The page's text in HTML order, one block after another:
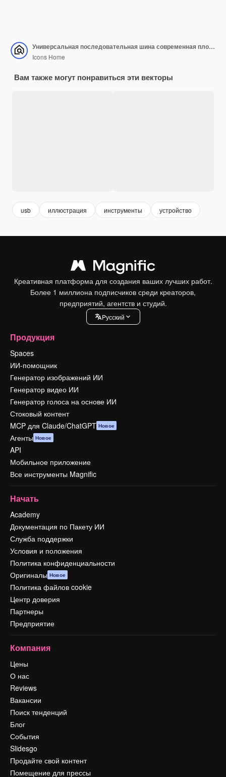
Универсальная последовательная шина современная плоская икона USB внешнего устройства хранения
Icons Home
Вам также могут понравиться эти векторы
usb иллюстрация инструменты устройство
Креативная платформа для создания ваших лучших работ.
Более 1 миллиона подписчиков среди креаторов,
предприятий, агентств и студий.
Pусский
Продукция
Spaces
ИИ-помощник
Генератор изображений ИИ
Генератор видео ИИ
Генератор голоса на основе ИИ
Стоковый контент
MCP для Claude/ChatGPT Новое
Агенты Новое
API
Мобильное приложение
Все инструменты Magnific
Начать
Academy
Документация по Пакету ИИ
Служба поддержки
Условия и положения
Политика конфиденциальности
Оригиналы Новое
Политика файлов cookie
Центр доверия
Партнеры
Предприятие
Компания
Цены
О нас
Reviews
Вакансии
Поиск тенденций
Блог
События
Slidesgo
Продайте свой контент
Помещение для прессы